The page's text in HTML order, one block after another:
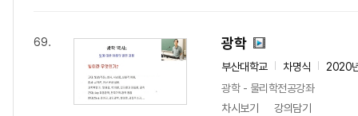
69. 광학
부산대학교 차명식
2020
광학 - 물리학전공강좌
차시보기
강의담기